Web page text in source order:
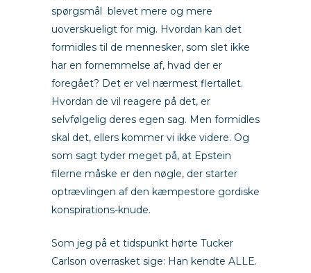
spørgsmål blevet mere og mere
uoverskueligt for mig. Hvordan kan det
formidles til de mennesker, som slet ikke
har en fornemmelse af, hvad der er
foregået? Det er vel nærmest flertallet.
Hvordan de vil reagere på det, er
selvfølgelig deres egen sag. Men formidles
skal det, ellers kommer vi ikke videre. Og
som sagt tyder meget på, at Epstein
filerne måske er den nøgle, der starter
optrævlingen af den kæmpestore gordiske
konspirations-knude.
Som jeg på et tidspunkt hørte Tucker
Carlson overrasket sige: Han kendte ALLE.